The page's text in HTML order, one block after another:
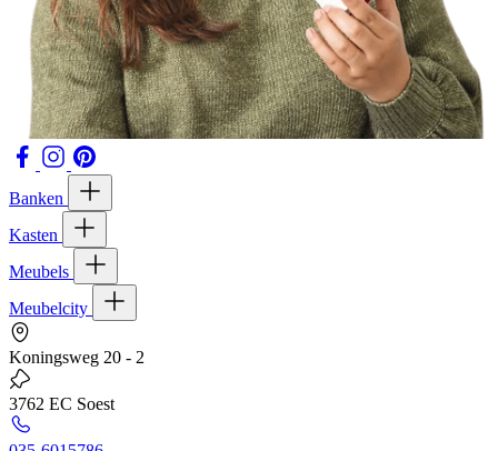
Banken
Kasten
Meubels
Meubelcity
Koningsweg 20 - 2
3762 EC Soest